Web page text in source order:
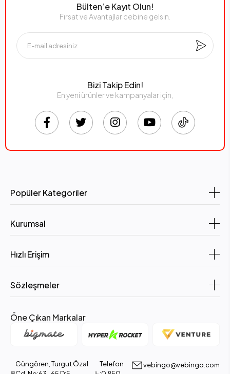
Bülten’e Kayıt Olun!
Fırsat ve Avantajlar cebine gelsin.
Bizi Takip Edin!
En yeni ürünler ve kampanyalar için,
Popüler Kategoriler
Kurumsal
Hızlı Erişim
Sözleşmeler
Öne Çıkan Markalar
Güngören, Turgut Özal
Telefon
vebingo@vebingo.com